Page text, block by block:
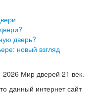
дверь?
новый взгляд
Мир дверей 21 век.
данный интернет сайт